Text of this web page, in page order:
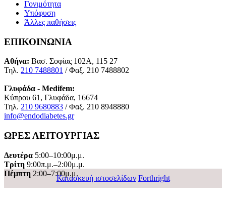
Γονιμότητα
Υπόφυση
Άλλες παθήσεις
ΕΠΙΚΟΙΝΩΝΙΑ
Αθήνα: Βασ. Σοφίας 102Α, 115 27
Τηλ. 210 7488801 / Φαξ. 210 7488802
Γλυφάδα - Medifem:
Κύπρου 61, Γλυφάδα, 16674
Τηλ. 210 9680883 / Φαξ. 210 8948880
info@endodiabetes.gr
ΩΡΕΣ ΛΕΙΤΟΥΡΓΙΑΣ
Δευτέρα 5:00–10:00μ.μ.
Τρίτη 9:00π.μ.–2:00μ.μ.
Πέμπτη 2:00–7:00μ.μ.
Κατασκευή ιστοσελίδων Forthright